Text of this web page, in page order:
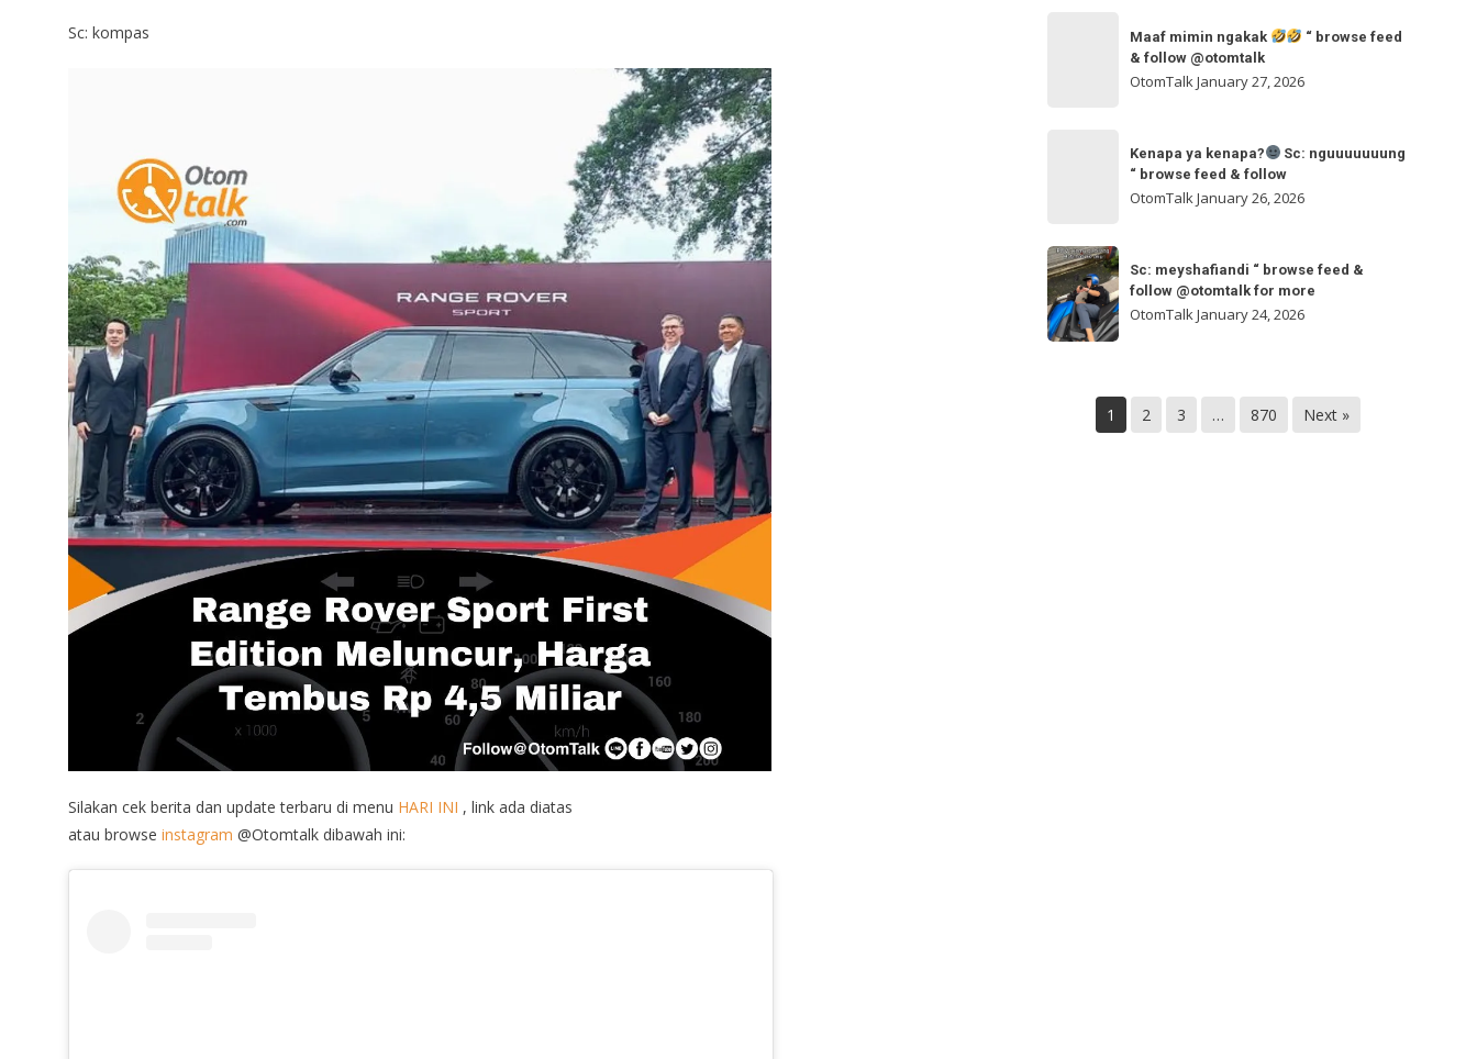
Sc: kompas
Silakan cek berita dan update terbaru di menu HARI INI , link ada diatas
atau browse instagram @Otomtalk dibawah ini:
follow
@otomtalk
Maaf mimin ngakak
“ browse feed
& follow @otomtalk
OtomTalk January 27, 2026
Sc:
nguuuuuuung
“
browse
follow
Kenapa ya kenapa?
Sc: nguuuuuuung
“ browse feed & follow
OtomTalkJanuary 26, 2026
Sc:
meyshafiandi
“
browse
Sc: meyshafiandi “ browse feed &
follow @otomtalk for more
OtomTalkJanuary 24, 2026
1 2 3 … 870 Next »